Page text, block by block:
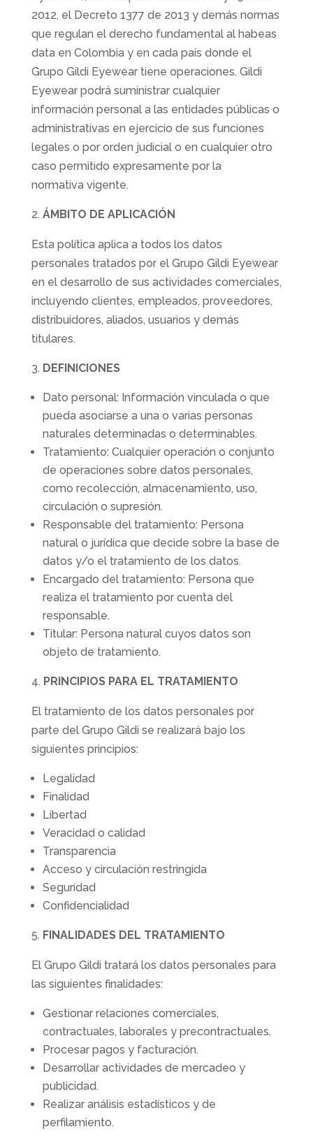
2012, el Decreto 1377 de 2013 y demás normas
que regulan el derecho fundamental al habeas
data en Colombia y en cada país donde el
Grupo Gildi Eyewear tiene operaciones. Gildi
Eyewear podrá suministrar cualquier
información personal a las entidades públicas o
administrativas en ejercicio de sus funciones
legales o por orden judicial o en cualquier otro
caso permitido expresamente por la
normativa vigente.
ÁMBITO DE APLICACIÓN
Esta política aplica a todos los datos
personales tratados por el Grupo Gildi Eyewear
en el desarrollo de sus actividades comerciales,
incluyendo clientes, empleados, proveedores,
distribuidores, aliados, usuarios y demás
titulares.
DEFINICIONES
Dato personal: Información vinculada o que
pueda asociarse a una o varias personas
naturales determinadas o determinables.
Tratamiento: Cualquier operación o conjunto
de operaciones sobre datos personales,
como recolección, almacenamiento, uso,
circulación o supresión.
Responsable del tratamiento: Persona
natural o jurídica que decide sobre la base de
datos y/o el tratamiento de los datos.
Encargado del tratamiento: Persona que
realiza el tratamiento por cuenta del
responsable.
Titular: Persona natural cuyos datos son
objeto de tratamiento.
PRINCIPIOS PARA EL TRATAMIENTO
El tratamiento de los datos personales por
parte del Grupo Gildi se realizará bajo los
siguientes principios:
Legalidad
Finalidad
Libertad
Veracidad o calidad
Transparencia
Acceso y circulación restringida
Seguridad
Confidencialidad
FINALIDADES DEL TRATAMIENTO
El Grupo Gildi tratará los datos personales para
las siguientes finalidades:
Gestionar relaciones comerciales,
contractuales, laborales y precontractuales.
Procesar pagos y facturación.
Desarrollar actividades de mercadeo y
publicidad.
Realizar análisis estadísticos y de
perfilamiento.